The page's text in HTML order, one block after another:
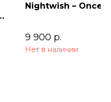
Nightwish – Once
9 900 р.
Нет в наличии